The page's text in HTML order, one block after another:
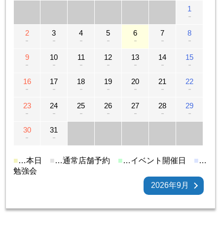
1
－
2
－
3
－
4
－
5
－
6
－
7
－
8
－
9
－
10
－
11
－
12
－
13
－
14
－
15
－
16
－
17
－
18
－
19
－
20
－
21
－
22
－
23
－
24
－
25
－
26
－
27
－
28
－
29
－
30
－
31
－
■…本日 ■ …通常店舗予約 ■…イベント開催日 ■…
勉強会
2026年9月